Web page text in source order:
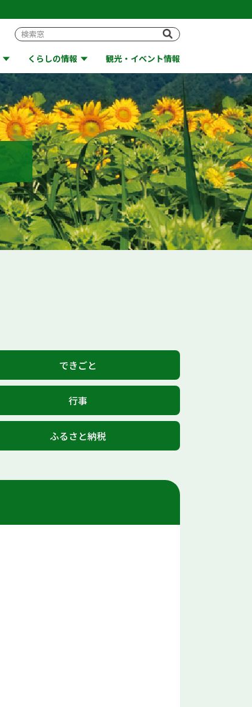
くらしの情報 観光・イベント情報
できごと
行事
ふるさと納税